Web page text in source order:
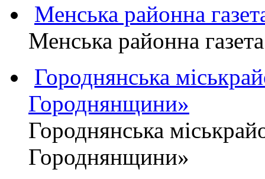
Менська районна
Менська районна
Городнянська
Городнянщини»
Городнянська
Городнянщини»